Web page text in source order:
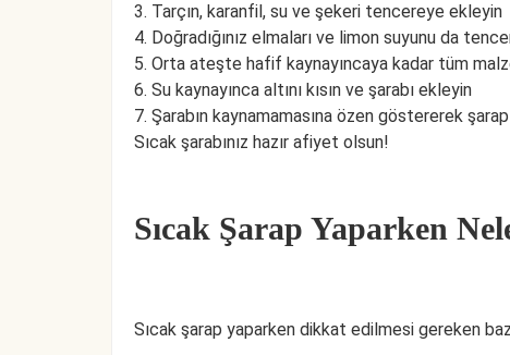
3. Tarçın, karanfil, su ve şekeri tencereye ekleyin
4. Doğradığınız elmaları ve limon suyunu da
5. Orta ateşte hafif kaynayıncaya kadar tüm
6. Su kaynayınca altını kısın ve şarabı ekleyin
7. Şarabın kaynamamasına özen göstererek şarap
Sıcak şarabınız hazır afiyet olsun!
Sıcak Şarap Yaparken
Sıcak şarap yaparken dikkat edilmesi gereken